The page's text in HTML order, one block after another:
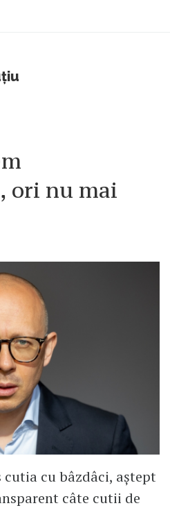
ori nu mai
cutia cu bâzdâci, aștept
câte cutii de